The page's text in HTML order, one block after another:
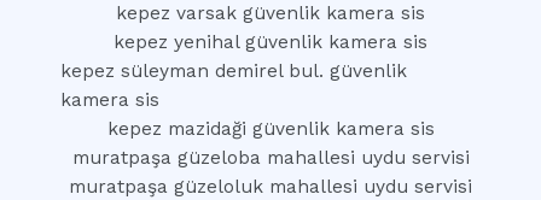
kepez varsak güvenlik kamera sis
kepez yenihal güvenlik kamera sis
kepez süleyman demirel bul. güvenlik
kamera sis
kepez mazidaği güvenlik kamera sis
muratpaşa güzeloba mahallesi uydu servisi
muratpaşa güzeloluk mahallesi uydu servisi